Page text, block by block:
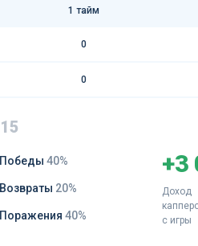
1 тайм
0
0
15
Победы 40%
Возвраты 20%
Поражения 40%
+3
Доход
с игры